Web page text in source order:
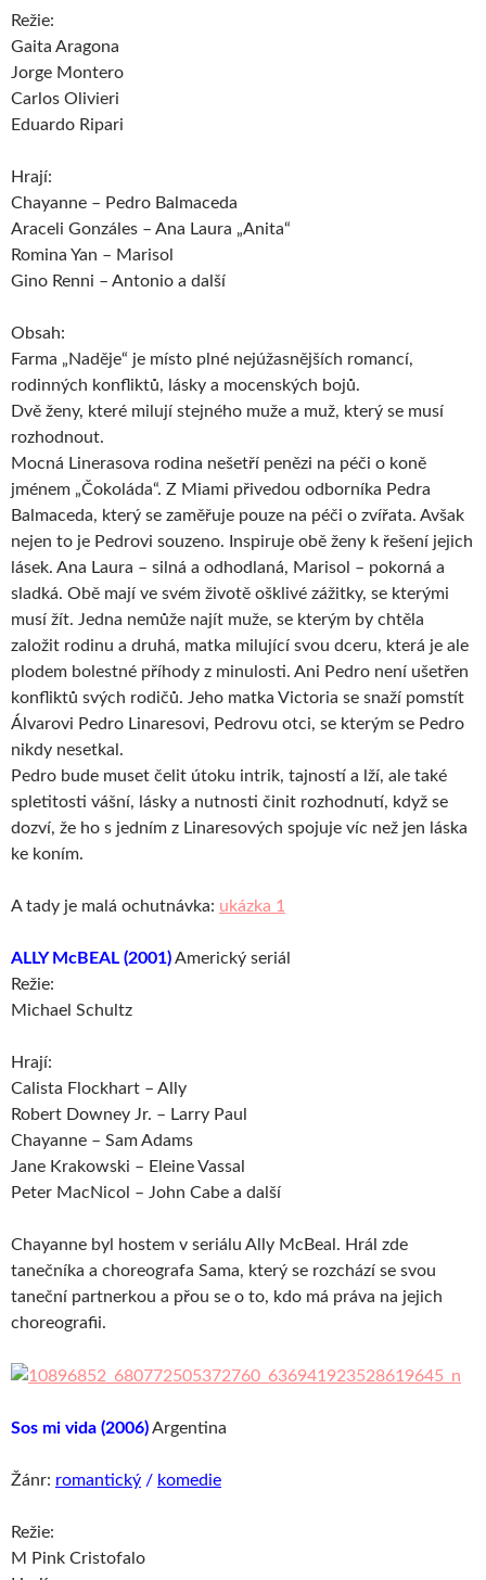
Režie:
Gaita Aragona
Jorge Montero
Carlos Olivieri
Eduardo Ripari
Hrají:
Chayanne – Pedro Balmaceda
Araceli Gonzáles – Ana Laura „Anita“
Romina Yan – Marisol
Gino Renni – Antonio a další
Obsah:
Farma „Naděje“ je místo plné nejúžasnějších romancí,
rodinných konfliktů, lásky a mocenských bojů.
Dvě ženy, které milují stejného muže a muž, který se musí
rozhodnout.
Mocná Linerasova rodina nešetří penězi na péči o koně
jménem „Čokoláda“. Z Miami přivedou odborníka Pedra
Balmaceda, který se zaměřuje pouze na péči o zvířata. Avšak
nejen to je Pedrovi souzeno. Inspiruje obě ženy k řešení jejich
lásek. Ana Laura – silná a odhodlaná, Marisol – pokorná a
sladká. Obě mají ve svém životě ošklivé zážitky, se kterými
musí žít. Jedna nemůže najít muže, se kterým by chtěla
založit rodinu a druhá, matka milující svou dceru, která je ale
plodem bolestné příhody z minulosti. Ani Pedro není ušetřen
konfliktů svých rodičů. Jeho matka Victoria se snaží pomstít
Álvarovi Pedro Linaresovi, Pedrovu otci, se kterým se Pedro
nikdy nesetkal.
Pedro bude muset čelit útoku intrik, tajností a lží, ale také
spletitosti vášní, lásky a nutnosti činit rozhodnutí, když se
dozví, že ho s jedním z Linaresových spojuje víc než jen láska
ke koním.
A tady je malá ochutnávka: ukázka 1
ALLY McBEAL (2001)Americký seriál
Režie:
Michael Schultz
Hrají:
Calista Flockhart – Ally
Robert Downey Jr. – Larry Paul
Chayanne – Sam Adams
Jane Krakowski – Eleine Vassal
Peter MacNicol – John Cabe a další
Chayanne byl hostem v seriálu Ally McBeal. Hrál zde
tanečníka a choreografa Sama, který se rozchází se svou
taneční partnerkou a přou se o to, kdo má práva na jejich
choreografii.
Sos mi vida (2006)Argentina
Žánr: romantický / komedie
Režie:
M Pink Cristofalo